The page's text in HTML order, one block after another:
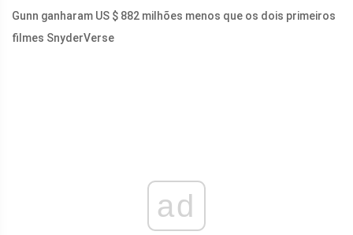
Gunn ganharam US $ 882 milhões menos que os dois primeiros
filmes SnyderVerse
ad